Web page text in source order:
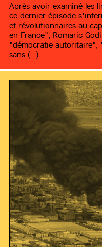
Après avoir examiné les
ce dernier épisode
et révolutionnaires au
en France", Romaric
"démocratie autoritaire",
sans (…)